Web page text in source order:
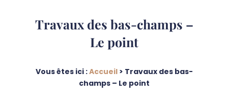
Travaux des bas-champs –
Le point
Vous êtes ici :Accueil> Travaux des bas-
champs – Le point